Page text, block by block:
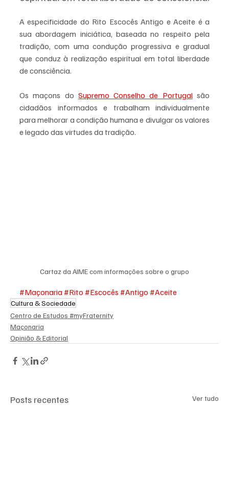
A especificidade do Rito Escocês Antigo e Aceite é a
sua abordagem iniciática, baseada no respeito pela
tradição, com uma condução progressiva e gradual
que conduz à realização espiritual em total liberdade
de consciência.
Os maçons do Supremo Conselho de Portugal são
cidadãos informados e trabalham individualmente
para melhorar a condição humana e divulgar os valores
e legado das virtudes da tradição.
Cartaz da AIME com informações sobre o grupo
#Maçonaria #Rito #Escocês #Antigo #Aceite
Cultura & Sociedade
Centro de Estudos #myFraternity
Maçonaria
Opinião & Editorial
Posts recentes Ver tudo